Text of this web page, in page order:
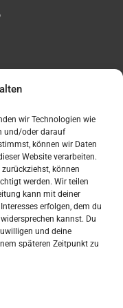
wir Technologien wie
und/oder darauf
können wir Daten
Website verarbeiten.
können
werden. Wir teilen
kann mit deiner
erfolgen, dem du
kannst. Du
und deine
späteren Zeitpunkt zu